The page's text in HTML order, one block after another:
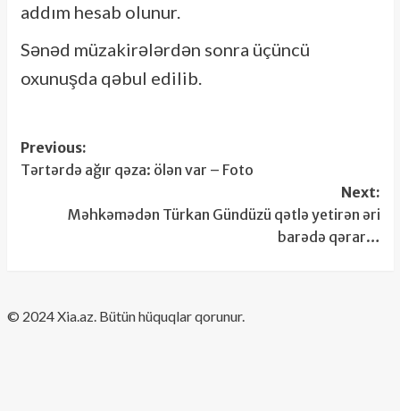
addım hesab olunur.
Sənəd müzakirələrdən sonra üçüncü
oxunuşda qəbul edilib.
Post
navigation
Previous:
Tərtərdə ağır qəza: ölən var – Foto
Next:
Məhkəmədən Türkan Gündüzü qətlə yetirən əri
barədə qərar…
​© 2024 Xia.az. Bütün hüquqlar qorunur.